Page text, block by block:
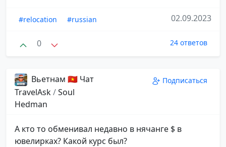
#relocation #russian 02.09.2023
0 24 ответов
Вьетнам 🇻🇳 Чат
TravelAsk/Soul
Hedman
Подписаться
А кто то обменивал недавно в нячанге $ в
ювелирках? Какой курс был?